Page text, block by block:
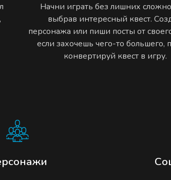
Начни играть без лишних
выбрав интересный квест.
персонажа или пиши посты от
если захочешь чего-то большего,
конвертируй квест в игру.